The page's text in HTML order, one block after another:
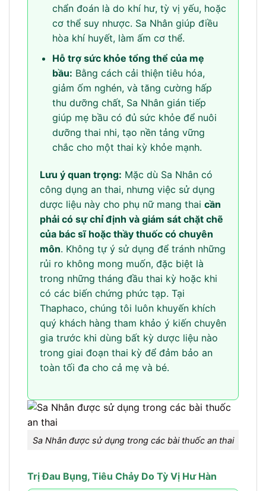
chẩn đoán là do khí hư, tỳ vị yếu, hoặc
cơ thể suy nhược. Sa Nhân giúp điều
hòa khí huyết, làm ấm cơ thể.
Hỗ trợ sức khỏe tổng thể của mẹ
bầu: Bằng cách cải thiện tiêu hóa,
giảm ốm nghén, và tăng cường hấp
thu dưỡng chất, Sa Nhân gián tiếp
giúp mẹ bầu có đủ sức khỏe để nuôi
dưỡng thai nhi, tạo nền tảng vững
chắc cho một thai kỳ khỏe mạnh.
Lưu ý quan trọng: Mặc dù Sa Nhân có
công dụng an thai, nhưng việc sử dụng
dược liệu này cho phụ nữ mang thai cần
phải có sự chỉ định và giám sát chặt chẽ
của bác sĩ hoặc thầy thuốc có chuyên
môn. Không tự ý sử dụng để tránh những
rủi ro không mong muốn, đặc biệt là
trong những tháng đầu thai kỳ hoặc khi
có các biến chứng phức tạp. Tại
Thaphaco, chúng tôi luôn khuyến khích
quý khách hàng tham khảo ý kiến chuyên
gia trước khi dùng bất kỳ dược liệu nào
trong giai đoạn thai kỳ để đảm bảo an
toàn tối đa cho cả mẹ và bé.
Sa Nhân được sử dụng trong các bài thuốc an thai
Trị Đau Bụng, Tiêu Chảy Do Tỳ Vị Hư Hàn